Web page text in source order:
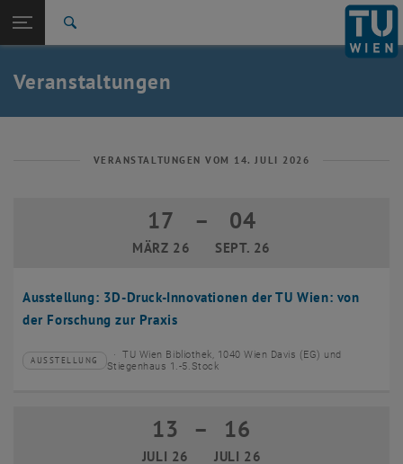
TU Login
Quicklinks
Quicklinks-Menü umschalten
Studium
Karriere
Zurück: Subseiten von Aktuelles auflisten
Aktuelles
Veranstaltungen
VERANSTALTUNGEN VOM 14. JULI 2026
Ausstellung: 3D-Druck-Innovationen der TU Wien: von
der Forschung zur Praxis
17
MÄRZ 26
17 März 2026 bis 04 September 2026
– 04
SEPT. 26
Veranstaltungstyp:
AUSSTELLUNG
Veranstaltungsort:
TU Wien Bibliothek, 1040 Wien Davis (EG) und
Stiegenhaus 1.-5.Stock
13
JULI 26
13 Juli 2026 bis 16 Juli 2026
– 16
JULI 26